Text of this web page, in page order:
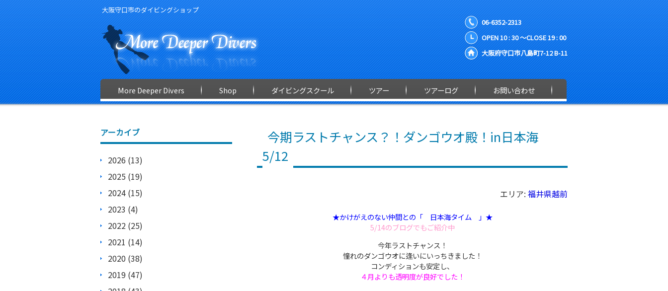
大阪守口市のダイビングショップ
06-6352-2313
OPEN 10 : 30 ～CLOSE 19 : 00
大阪府守口市八島町7-12 B-11
More Deeper Divers Shop ダイビングスクール ツアー ツアーログ お問い合わせ
今期ラストチャンス？！ダンゴウオ殿！in日本海
5/12
エリア: 福井県越前
★かけがえのない仲間との「 日本海タイム 」★
5/14のブログでもご紹介中
今年ラストチャンス！
憧れのダンゴウオに逢いにいっちきました！
コンディションも安定し、
４月よりも透明度が良好でした！
アーカイブ
2026 (13)
2025 (19)
2024 (15)
2023 (4)
2022 (25)
2021 (14)
2020 (38)
2019 (47)